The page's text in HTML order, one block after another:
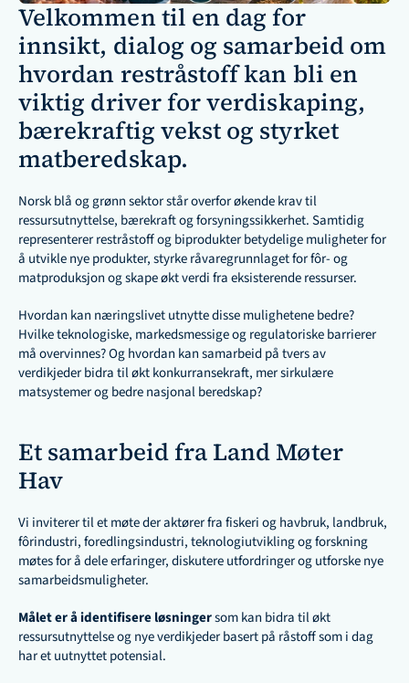
Velkommen til en dag for
innsikt, dialog og samarbeid om
hvordan restråstoff kan bli en
viktig driver for verdiskaping,
bærekraftig vekst og styrket
matberedskap.
Norsk blå og grønn sektor står overfor økende krav til
ressursutnyttelse, bærekraft og forsyningssikkerhet. Samtidig
representerer restråstoff og biprodukter betydelige muligheter for
å utvikle nye produkter, styrke råvaregrunnlaget for fôr- og
matproduksjon og skape økt verdi fra eksisterende ressurser.
Hvordan kan næringslivet utnytte disse mulighetene bedre?
Hvilke teknologiske, markedsmessige og regulatoriske barrierer
må overvinnes? Og hvordan kan samarbeid på tvers av
verdikjeder bidra til økt konkurransekraft, mer sirkulære
matsystemer og bedre nasjonal beredskap?
Et samarbeid fra Land Møter
Hav
Vi inviterer til et møte der aktører fra fiskeri og havbruk, landbruk,
fôrindustri, foredlingsindustri, teknologiutvikling og forskning
møtes for å dele erfaringer, diskutere utfordringer og utforske nye
samarbeidsmuligheter.
Målet er å identifisere løsninger som kan bidra til økt
ressursutnyttelse og nye verdikjeder basert på råstoff som i dag
har et uutnyttet potensial.